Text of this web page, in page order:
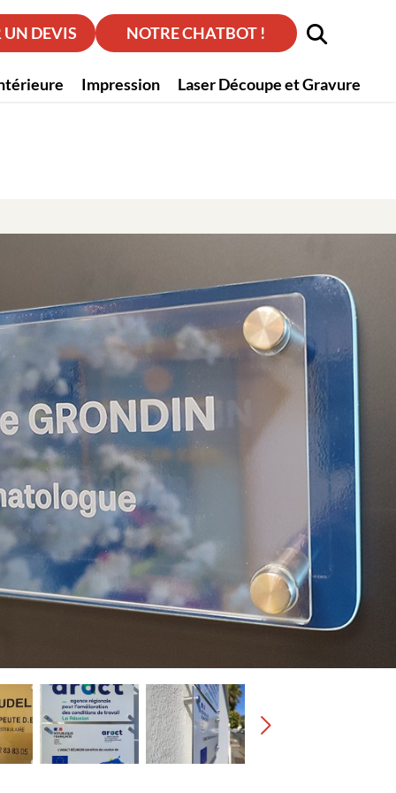
Impression Laser Découpe et Gravure
DEVIS NOTRE CHATBOT !